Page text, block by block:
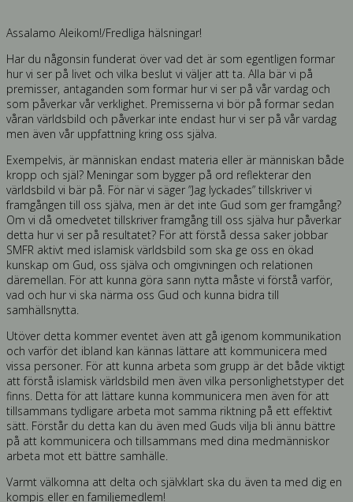
Assalamo Aleikom!/Fredliga hälsningar!
Har du någonsin funderat över vad det är som egentligen formar
hur vi ser på livet och vilka beslut vi väljer att ta. Alla bär vi på
premisser, antaganden som formar hur vi ser på vår vardag och
som påverkar vår verklighet. Premisserna vi bör på formar sedan
våran världsbild och påverkar inte endast hur vi ser på vår vardag
men även vår uppfattning kring oss själva.
Exempelvis, är människan endast materia eller är människan både
kropp och själ? Meningar som bygger på ord reflekterar den
världsbild vi bär på. För när vi säger ”Jag lyckades” tillskriver vi
framgången till oss själva, men är det inte Gud som ger framgång?
Om vi då omedvetet tillskriver framgång till oss själva hur påverkar
detta hur vi ser på resultatet? För att förstå dessa saker jobbar
SMFR aktivt med islamisk världsbild som ska ge oss en ökad
kunskap om Gud, oss själva och omgivningen och relationen
däremellan. För att kunna göra sann nytta måste vi förstå varför,
vad och hur vi ska närma oss Gud och kunna bidra till
samhällsnytta.
Utöver detta kommer eventet även att gå igenom kommunikation
och varför det ibland kan kännas lättare att kommunicera med
vissa personer. För att kunna arbeta som grupp är det både viktigt
att förstå islamisk världsbild men även vilka personlighetstyper det
finns. Detta för att lättare kunna kommunicera men även för att
tillsammans tydligare arbeta mot samma riktning på ett effektivt
sätt. Förstår du detta kan du även med Guds vilja bli ännu bättre
på att kommunicera och tillsammans med dina medmänniskor
arbeta mot ett bättre samhälle.
Varmt välkomna att delta och självklart ska du även ta med dig en
kompis eller en familjemedlem!